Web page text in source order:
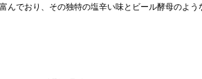
んでおり、その独特の塩辛い味とビール酵母のよう